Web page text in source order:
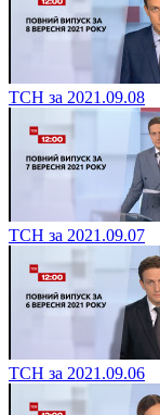
ТСН за 2021.09.08
ТСН за 2021.09.07
ТСН за 2021.09.06